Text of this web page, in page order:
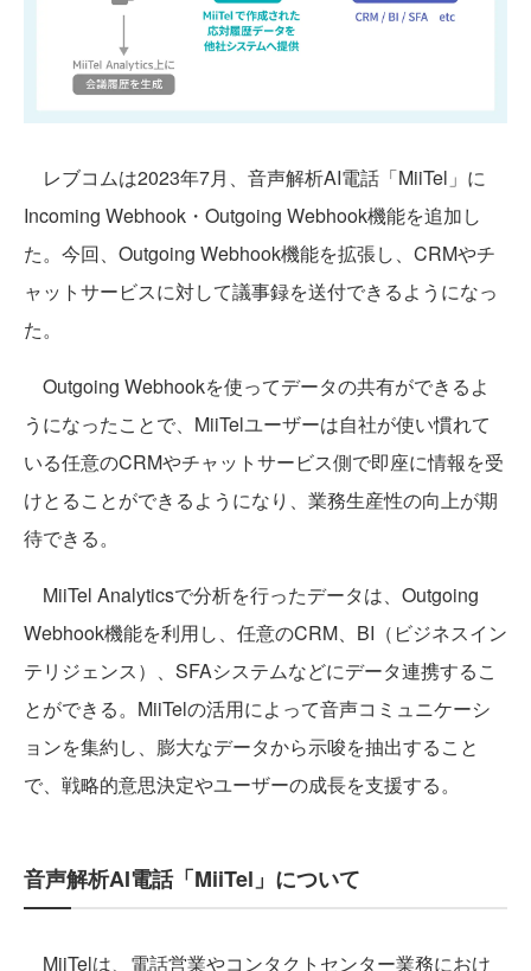
レブコムは2023年7月、音声解析AI電話「MiiTel」に
Incoming Webhook・Outgoing Webhook機能を追加し
た。今回、Outgoing Webhook機能を拡張し、CRMやチ
ャットサービスに対して議事録を送付できるようになっ
た。
Outgoing Webhookを使ってデータの共有ができるよ
うになったことで、MiiTelユーザーは自社が使い慣れて
いる任意のCRMやチャットサービス側で即座に情報を受
けとることができるようになり、業務生産性の向上が期
待できる。
MiiTel Analyticsで分析を行ったデータは、Outgoing
Webhook機能を利用し、任意のCRM、BI（ビジネスイン
テリジェンス）、SFAシステムなどにデータ連携するこ
とができる。MiiTelの活用によって音声コミュニケーシ
ョンを集約し、膨大なデータから示唆を抽出すること
で、戦略的意思決定やユーザーの成長を支援する。
音声解析AI電話「MiiTel」について
MiiTelは、電話営業やコンタクトセンター業務におけ